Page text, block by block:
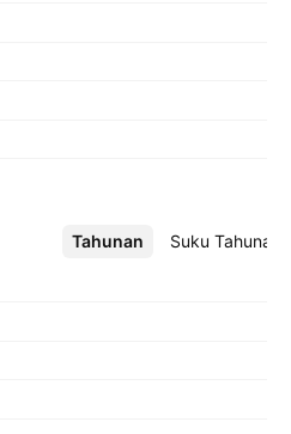
Tahunan Suku Tahunan
Lebih